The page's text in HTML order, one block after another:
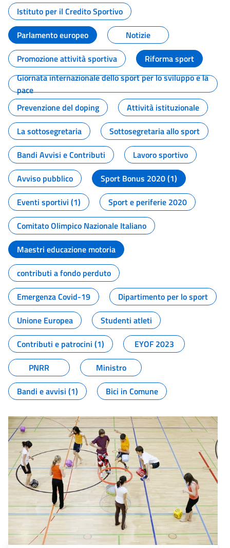
Istituto per il Credito Sportivo
Parlamento europeo
Notizie
Promozione attività sportiva
Riforma sport
Giornata internazionale dello sport per lo sviluppo e la
pace
Prevenzione del doping
Attività istituzionale
La sottosegretaria
Sottosegretaria allo sport
Bandi Avvisi e Contributi
Lavoro sportivo
Avviso pubblico
Sport Bonus 2020 (1)
Eventi sportivi (1)
Sport e periferie 2020
Comitato Olimpico Nazionale Italiano
Maestri educazione motoria
contributi a fondo perduto
Emergenza Covid-19
Dipartimento per lo sport
Unione Europea
Studenti atleti
Contributi e patrocini (1)
EYOF 2023
PNRR
Ministro
Bandi e avvisi (1)
Bici in Comune